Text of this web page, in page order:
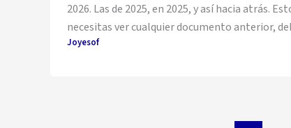
2026. Las de 2025, en 2025, y así hacia atrás.
necesitas ver cualquier documento anterior,
Joyesof